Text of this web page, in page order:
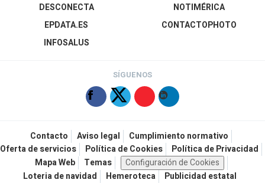
DESCONECTA
EPDATA.ES
INFOSALUS
NOTIMÉRICA
CONTACTOPHOTO
SÍGUENOS
Contacto Aviso legal
Cumplimiento normativo
Oferta de servicios
Política de Cookies
Política de Privacidad
Mapa Web
Temas
Configuración de Cookies
Loteria de navidad
Hemeroteca Publicidad estatal